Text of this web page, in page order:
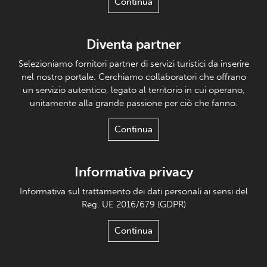
Diventa partner
Selezioniamo fornitori partner di servizi turistici da inserire
nel nostro portale. Cerchiamo collaboratori che offrano
un servizio autentico, legato al territorio in cui operano,
unitamente alla grande passione per ciò che fanno.
Continua
Informativa privacy
Informativa sul trattamento dei dati personali ai sensi del
Reg. UE 2016/679 (GDPR)
Continua